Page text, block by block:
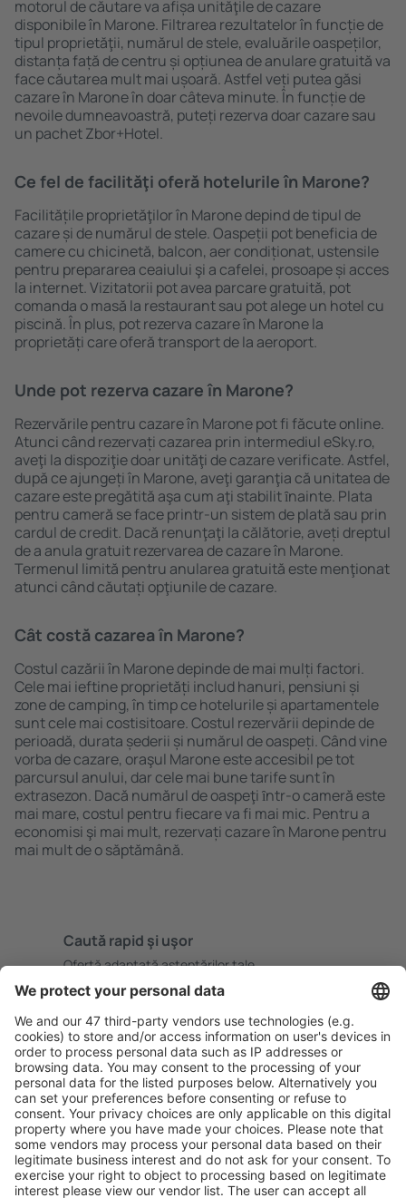
motorul de căutare va afișa unităţile de cazare
disponibile în Marone. Filtrarea rezultatelor în funcție de
tipul proprietăţii, numărul de stele, evaluările oaspeților,
distanța față de centru și opțiunea de anulare gratuită va
face căutarea mult mai ușoară. Astfel veți putea găsi
cazare în Marone în doar câteva minute. În funcție de
nevoile dumneavoastră, puteți rezerva doar cazare sau
un pachet Zbor+Hotel.
Ce fel de facilităţi oferă hotelurile în Marone?
Facilitățile proprietăţilor în Marone depind de tipul de
cazare și de numărul de stele. Oaspeții pot beneficia de
camere cu chicinetă, balcon, aer condiționat, ustensile
pentru prepararea ceaiului şi a cafelei, prosoape și acces
la internet. Vizitatorii pot avea parcare gratuită, pot
comanda o masă la restaurant sau pot alege un hotel cu
piscină. În plus, pot rezerva cazare în Marone la
proprietăți care oferă transport de la aeroport.
Unde pot rezerva cazare în Marone?
Rezervările pentru cazare în Marone pot fi făcute online.
Atunci când rezervați cazarea prin intermediul eSky.ro,
aveţi la dispoziţie doar unităţi de cazare verificate. Astfel,
după ce ajungeți în Marone, aveţi garanţia că unitatea de
cazare este pregătită aşa cum aţi stabilit ȋnainte. Plata
pentru cameră se face printr-un sistem de plată sau prin
cardul de credit. Dacă renunţaţi la călătorie, aveți dreptul
de a anula gratuit rezervarea de cazare în Marone.
Termenul limită pentru anularea gratuită este menţionat
atunci când căutați opţiunile de cazare.
Cât costă cazarea în Marone?
Costul cazării în Marone depinde de mai mulți factori.
Cele mai ieftine proprietăți includ hanuri, pensiuni și
zone de camping, în timp ce hotelurile și apartamentele
sunt cele mai costisitoare. Costul rezervării depinde de
perioadă, durata șederii și numărul de oaspeți. Când vine
vorba de cazare, oraşul Marone este accesibil pe tot
parcursul anului, dar cele mai bune tarife sunt în
extrasezon. Dacă numărul de oaspeţi ȋntr-o cameră este
mai mare, costul pentru fiecare va fi mai mic. Pentru a
economisi şi mai mult, rezervați cazare în Marone pentru
mai mult de o săptămână.
Caută rapid şi uşor
Ofertă adaptată aşteptărilor tale.
Planifică ȋn siguranţă
Rezervare fără griji cu opțiune gratuită de anulare.
Economiseşte mai mult
Prețuri atractive și oferte speciale pentru utilizatorii
conectați.
Cazarea preferată